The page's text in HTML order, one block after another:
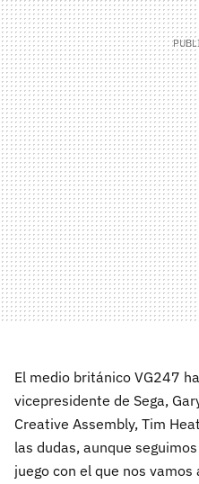
El medio británico VG247
vicepresidente de Sega,
Creative Assembly, Tim
las dudas, aunque
juego con el que nos vamos